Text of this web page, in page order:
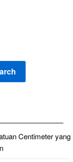
Centimeter yang